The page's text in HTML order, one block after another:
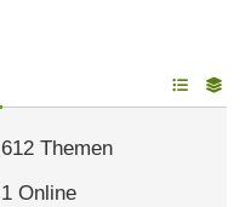
612 Themen
1 Online